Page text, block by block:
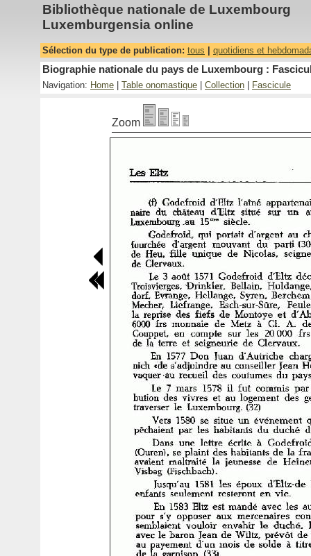
Bibliothèque nationale de Luxembourg
Luxemburgensia online
Sélection du type de publication: tous quotidiens et
Biographie nationale du pays de Luxembourg :
Navigation: Home Table onomastique Collection Fascicule
Zoom